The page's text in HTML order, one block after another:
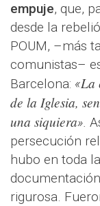
empuje, que,
desde la
POUM, –más
comunistas–
Barcelona: «La
de la Iglesia,
una siquiera».
persecución
hubo en toda
rigurosa.